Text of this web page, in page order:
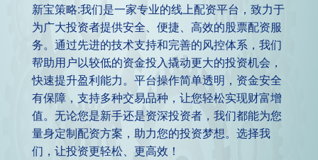
新宝策略:我们是一家专业的线上配资平台，致力于
为广大投资者提供安全、便捷、高效的股票配资服
务。通过先进的技术支持和完善的风控体系，我们
帮助用户以较低的资金投入撬动更大的投资机会，
快速提升盈利能力。平台操作简单透明，资金安全
有保障，支持多种交易品种，让您轻松实现财富增
值。无论您是新手还是资深投资者，我们都能为您
量身定制配资方案，助力您的投资梦想。选择我
们，让投资更轻松、更高效！